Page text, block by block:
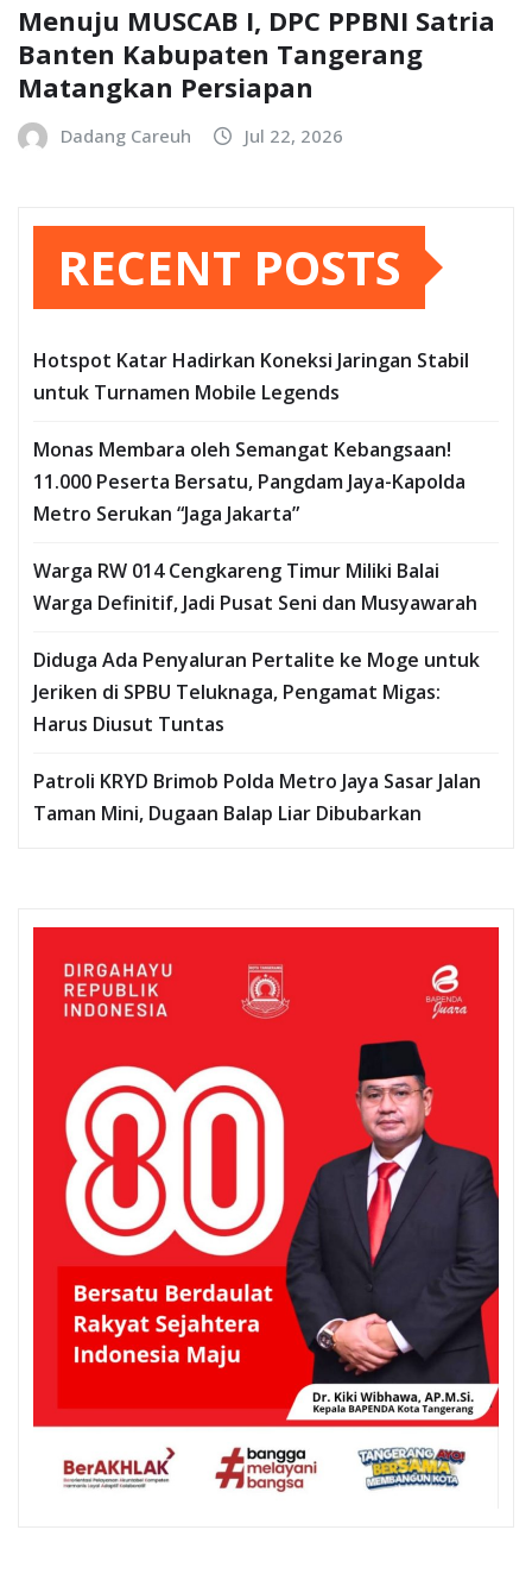
Menuju MUSCAB I, DPC PPBNI Satria
Banten Kabupaten Tangerang
Matangkan Persiapan
Dadang Careuh Jul 22, 2026
RECENT POSTS
Hotspot Katar Hadirkan Koneksi Jaringan Stabil
untuk Turnamen Mobile Legends
Monas Membara oleh Semangat Kebangsaan!
11.000 Peserta Bersatu, Pangdam Jaya-Kapolda
Metro Serukan “Jaga Jakarta”
Warga RW 014 Cengkareng Timur Miliki Balai
Warga Definitif, Jadi Pusat Seni dan Musyawarah
Diduga Ada Penyaluran Pertalite ke Moge untuk
Jeriken di SPBU Teluknaga, Pengamat Migas:
Harus Diusut Tuntas
Patroli KRYD Brimob Polda Metro Jaya Sasar Jalan
Taman Mini, Dugaan Balap Liar Dibubarkan